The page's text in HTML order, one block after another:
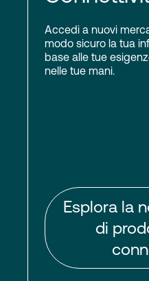
Accedi a nuovi
modo sicuro la tua
base alle tue
nelle tue mani.
Esplora la
di